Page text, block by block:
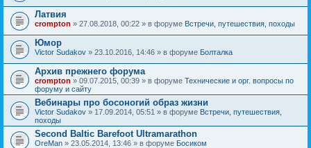
Латвия
crompton » 27.08.2018, 00:22 » в форуме Встречи, путешествия, походы
Юмор
Victor Sudakov » 23.10.2016, 14:46 » в форуме Болталка
Архив прежнего форума
crompton » 09.07.2015, 00:39 » в форуме Технические и орг. вопросы по
форуму и сайту
Вебинары про босоногий образ жизни
Victor Sudakov » 17.09.2014, 05:51 » в форуме Встречи, путешествия,
походы
Second Baltic Barefoot Ultramarathon
OreMan » 23.05.2014, 13:46 » в форуме Босиком